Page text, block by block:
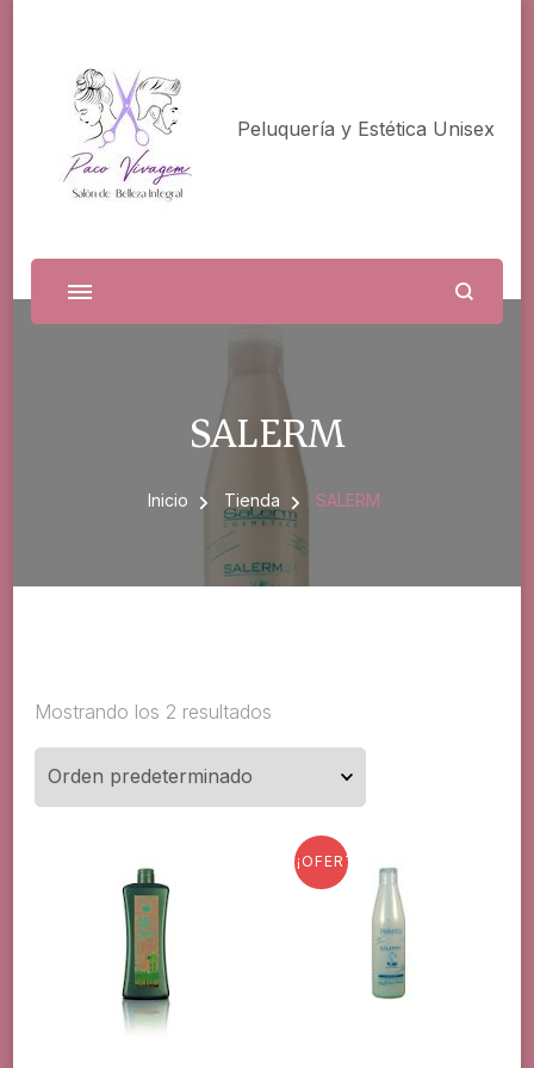
Peluquería y Estética Unisex
SALERM
Inicio Tienda SALERM
Mostrando los 2 resultados
¡OFERTA!